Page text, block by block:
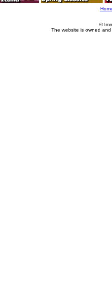
©
The website is owned